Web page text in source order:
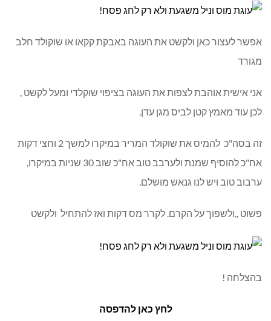
אפשר לעצור כאן ולקשט את העוגה באבקת קקאו או שוקולד חלב
מגורד
אני אישית אוהבת לצפות את העוגה בציפוי שוקלדי ומעל לקשט ,
לכן עוד מאמץ קטן לביס מגן עדן.
זה בסה"כ להמיס את שוקולד המריר במיקרו למשך 2 וחצי דקות
אח"כ להוסיף שמנת ולערבב טוב אח"כ שוב 30 שניות במיקרו,
ערבוב טוב ויש לנו גנאש מושלם.
פשוט ,,ולשפוך על הקרם. לקרר מס דקות ואז להתחיל ולקשט
בהצלחה !
לחץ כאן להדפסה